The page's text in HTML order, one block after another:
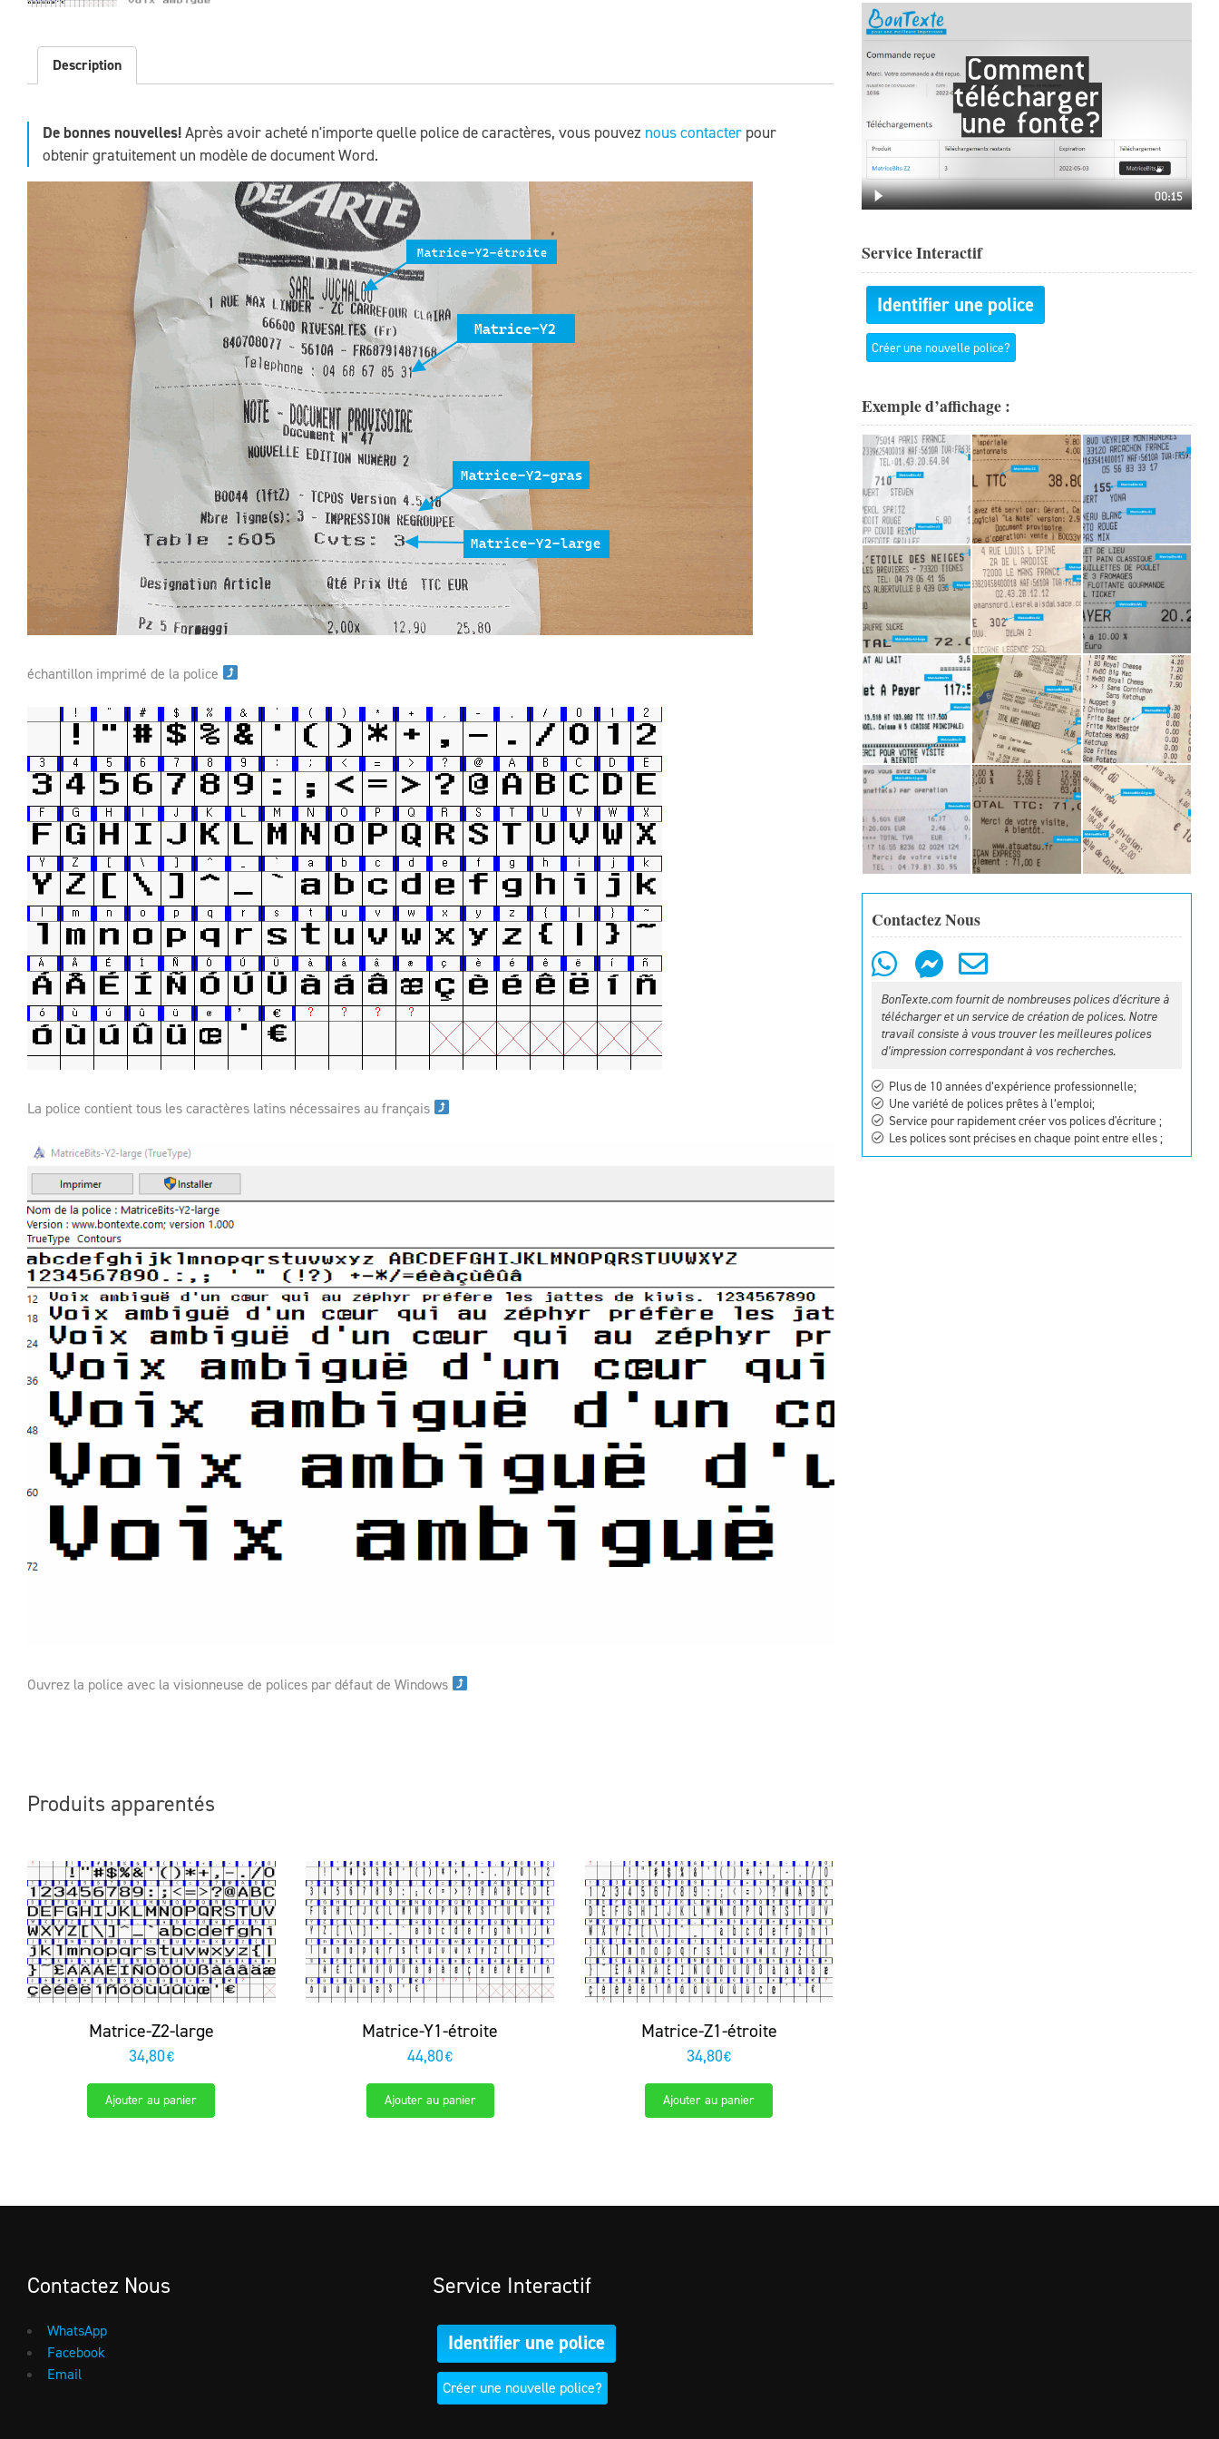
Description
De bonnes nouvelles!Après avoir acheté n'importe quelle police de caractères, vous pouvez nous contacter pour
obtenir gratuitement un modèle de document Word.
échantillon imprimé de la police
La police contient tous les caractères latins nécessaires au français
Ouvrez la police avec la visionneuse de polices par défaut de Windows
Produits apparentés
Matrice-Z2-large
34,80€
Ajouter au panier
Matrice-Y1-étroite
44,80€
Ajouter au panier
Matrice-Z1-étroite
34,80€
Ajouter au panier
Service Interactif
Identifier une police
Créer une nouvelle police?
Exemple d’affichage :
Contactez Nous
BonTexte.com fournit de nombreuses polices d'écriture à
télécharger et un service de création de polices. Notre
travail consiste à vous trouver les meilleures polices
d’impression correspondant à vos recherches.
Plus de 10 années d’expérience professionnelle;
Une variété de polices prêtes à l’emploi;
Service pour rapidement créer vos polices d'écriture ;
Les polices sont précises en chaque point entre elles ;
Contactez Nous
WhatsApp
Facebook
Email
Service Interactif
Identifier une police
Créer une nouvelle police?